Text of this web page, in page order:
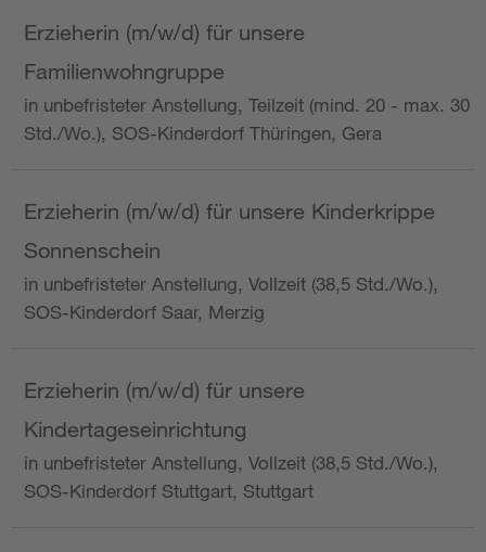
Erzieherin (m/w/d) für unsere
Familienwohngruppe
in unbefristeter Anstellung, Teilzeit (mind. 20 - max. 30
Std./Wo.), SOS-Kinderdorf Thüringen, Gera
Erzieherin (m/w/d) für unsere Kinderkrippe
Sonnenschein
in unbefristeter Anstellung, Vollzeit (38,5 Std./Wo.),
SOS-Kinderdorf Saar, Merzig
Erzieherin (m/w/d) für unsere
Kindertageseinrichtung
in unbefristeter Anstellung, Vollzeit (38,5 Std./Wo.),
SOS-Kinderdorf Stuttgart, Stuttgart